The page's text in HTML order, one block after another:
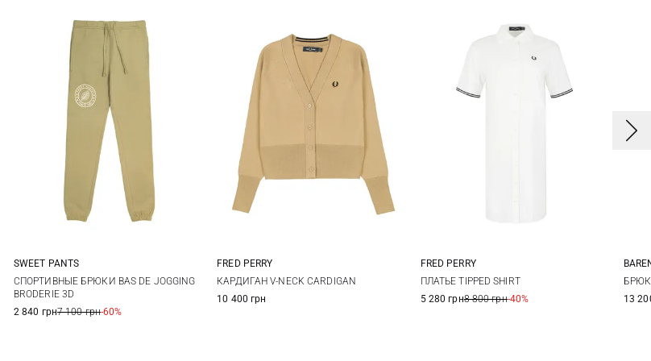
XS S M L
SWEET PANTS
СПОРТИВНЫЕ БРЮКИ BAS DE JOGGING
BRODERIE 3D
2 840 грн7 100 грн-60%
6 8 10
FRED PERRY
КАРДИГАН V-NECK CARDIGAN
10 400 грн
6 8
FRED PERRY
ПЛАТЬЕ TIPPED SHIRT
5 280 грн8 800 грн-40%
13